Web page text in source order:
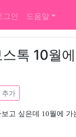
그인 도움말
톡 10월
추가
고 싶은데 10월에 가